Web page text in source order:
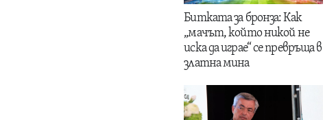
Битката за бронза: Как
„мачът, който никой не
иска да играе“ се превръща в
златна мина